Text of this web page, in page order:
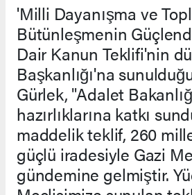
'Milli Dayanışma ve
Bütünleşmenin
Dair Kanun Teklifi'nin
Başkanlığı'na
Gürlek, "Adalet
hazırlıklarına katkı
maddelik teklif, 260
güçlü iradesiyle Gazi
gündemine gelmiştir.